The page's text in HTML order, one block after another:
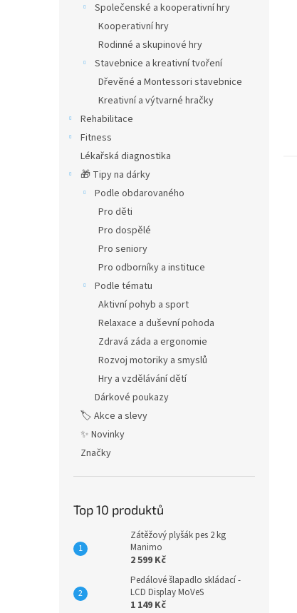
Společenské a kooperativní hry
Kooperativní hry
Rodinné a skupinové hry
Stavebnice a kreativní tvoření
Dřevěné a Montessori stavebnice
Kreativní a výtvarné hračky
Rehabilitace
Fitness
Lékařská diagnostika
🎁 Tipy na dárky
Podle obdarovaného
Pro děti
Pro dospělé
Pro seniory
Pro odborníky a instituce
Podle tématu
Aktivní pohyb a sport
Relaxace a duševní pohoda
Zdravá záda a ergonomie
Rozvoj motoriky a smyslů
Hry a vzdělávání dětí
Dárkové poukazy
🏷️ Akce a slevy
✨ Novinky
Značky
Top 10 produktů
Zátěžový plyšák pes 2 kg
Manimo
2 599 Kč
Pedálové šlapadlo skládací -
LCD Display MoVeS
1 149 Kč